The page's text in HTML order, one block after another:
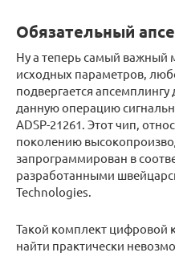
Обязательный
Ну а теперь самый важный
исходных параметров,
подвергается апсемплингу
данную операцию
ADSP-21261. Этот чип,
поколению
запрограммирован в
разработанными
Technologies.
Такой комплект цифровой
найти практически